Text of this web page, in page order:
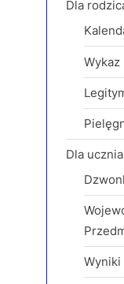
Dla
Dla ucznia
Wyniki